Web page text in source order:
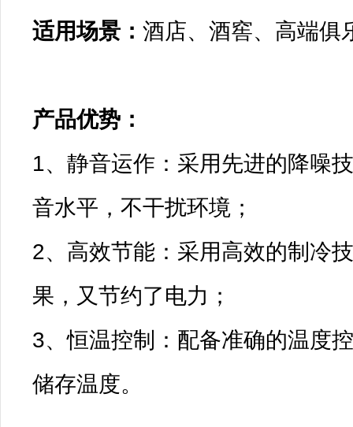
适用场景： 酒店、酒窖、高端俱
产品优势：
1、静音运作：采用先进的降噪
音水平，不干扰环境；
2、高效节能：采用高效的制冷
果，又节约了电力；
3、恒温控制：配备准确的温度
储存温度。